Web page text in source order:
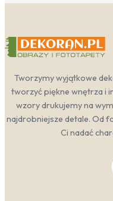
Tworzymy wyjątkowe
tworzyć piękne wnętrza i
wzory drukujemy na
najdrobniejsze detale. Od
Ci nadać